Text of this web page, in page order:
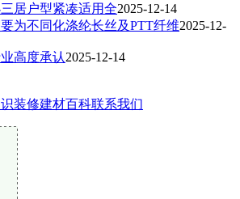
居户型紧凑适用全2025-12-14
为不同化涤纶长丝及PTT纤维2025-12-
高度承认2025-12-14
装修建材百科联系我们